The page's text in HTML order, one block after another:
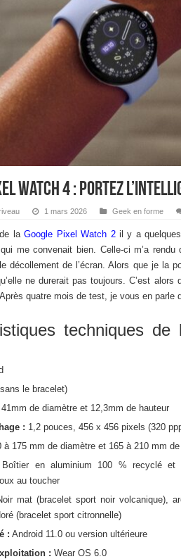
Watch 4 : portez
1 mars 2026 Geek en forme
de laGoogle Pixel Watch 2il y a quelques
me convenait bien. Celle-ci m’a
décollement de l’écran. Alors que je la
ne durerait pas toujours. C’est alors
quatre mois de test, je vous en parle
techniques
le bracelet)
41mm de diamètre et 12,3mm de hauteur
: 1,2 pouces, 456 x 456 pixels (320
à 175 mm de diamètre et 165 à 210 mm
Boîtier en aluminium 100 % recyclé et
au toucher
mat (bracelet sport noir volcanique),
(bracelet sport citronnelle)
: Android 11.0 ou version ultérieure
: Wear OS 6.0